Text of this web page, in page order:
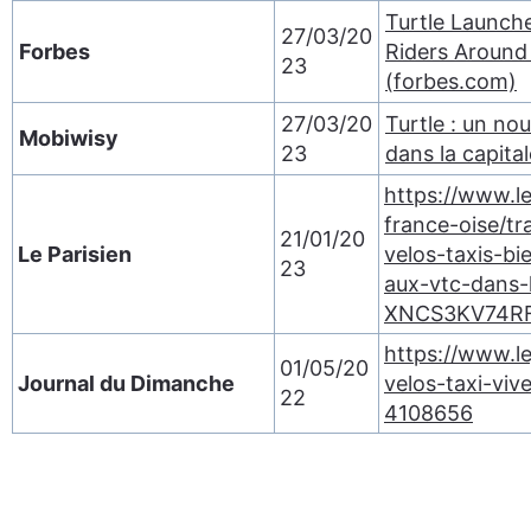
Forbes
27/03/20
23
Turtle
Riders
(forbes.com)
Mobiwisy
27/03/20
23
Turtle : un
dans la
Le Parisien
21/01/20
23
https://
france-oise/
velos-taxis-
aux-vtc-
Journal du Dimanche
01/05/20
22
https://
velos-taxi-
4108656